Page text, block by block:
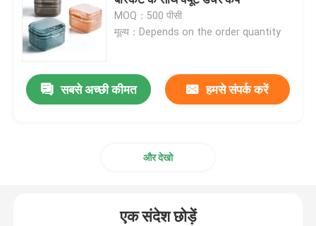
मिरर के साथ एलाइनर केस
डेंटल एलाइनर चेवीज
ऑर्थोडोंटिक संयुक्ताक्षर संबंध
MOQ：500 पीसी
मूल्य：Depends on the order quantity
सबसे अच्छी कीमत हमसे संपर्क करें
और देखो
एक संदेश छोड़ें